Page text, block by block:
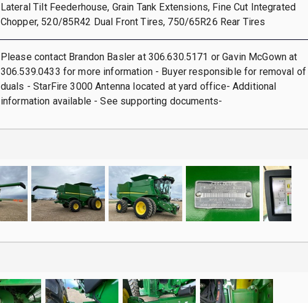
Lateral Tilt Feederhouse, Grain Tank Extensions, Fine Cut Integrated
Chopper, 520/85R42 Dual Front Tires, 750/65R26 Rear Tires
Please contact Brandon Basler at 306.630.5171 or Gavin McGown at
306.539.0433 for more information - Buyer responsible for removal of
duals - StarFire 3000 Antenna located at yard office- Additional
information available - See supporting documents-